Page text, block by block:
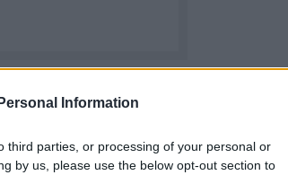
Information
third parties, or processing of your personal or
by us, please use the below opt-out section to